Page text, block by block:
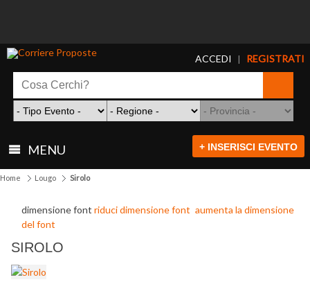
ACCEDI | REGISTRATI
MENU + INSERISCI EVENTO
Home Lougo Sirolo
dimensione font riduci dimensione font aumenta la dimensione
del font
SIROLO